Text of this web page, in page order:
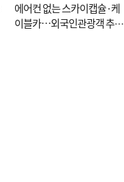
에어컨 없는 스카이캡슐·케
이블카…외국인관광객 추억